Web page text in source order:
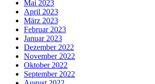
Mai 2023
April 2023
März 2023
Februar 2023
Januar 2023
Dezember 2022
November 2022
Oktober 2022
September 2022